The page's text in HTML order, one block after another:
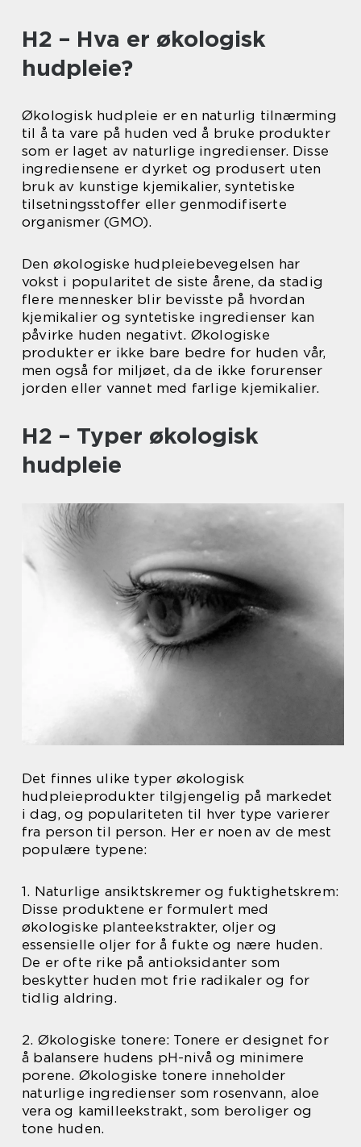
H2 – Hva er økologisk
hudpleie?
Økologisk hudpleie er en naturlig tilnærming
til å ta vare på huden ved å bruke produkter
som er laget av naturlige ingredienser. Disse
ingrediensene er dyrket og produsert uten
bruk av kunstige kjemikalier, syntetiske
tilsetningsstoffer eller genmodifiserte
organismer (GMO).
Den økologiske hudpleiebevegelsen har
vokst i popularitet de siste årene, da stadig
flere mennesker blir bevisste på hvordan
kjemikalier og syntetiske ingredienser kan
påvirke huden negativt. Økologiske
produkter er ikke bare bedre for huden vår,
men også for miljøet, da de ikke forurenser
jorden eller vannet med farlige kjemikalier.
H2 – Typer økologisk
hudpleie
Det finnes ulike typer økologisk
hudpleieprodukter tilgjengelig på markedet
i dag, og populariteten til hver type varierer
fra person til person. Her er noen av de mest
populære typene:
1. Naturlige ansiktskremer og fuktighetskrem:
Disse produktene er formulert med
økologiske planteekstrakter, oljer og
essensielle oljer for å fukte og nære huden.
De er ofte rike på antioksidanter som
beskytter huden mot frie radikaler og for
tidlig aldring.
2. Økologiske tonere: Tonere er designet for
å balansere hudens pH-nivå og minimere
porene. Økologiske tonere inneholder
naturlige ingredienser som rosenvann, aloe
vera og kamilleekstrakt, som beroliger og
tone huden.